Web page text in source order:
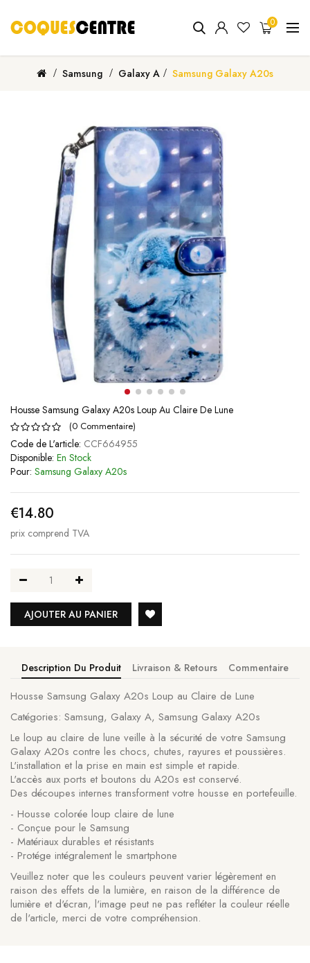
0
Samsung Galaxy A Samsung Galaxy A20s
Housse Samsung Galaxy A20s Loup Au Claire De Lune
(0 Commentaire)
Code de L'article: CCF664955
Disponible: En Stock
Pour: Samsung Galaxy A20s
€14.80
prix comprend TVA
AJOUTER AU PANIER
Description Du Produit Livraison & Retours Commentaire
Housse Samsung Galaxy A20s Loup au Claire de Lune
Catégories: Samsung, Galaxy A, Samsung Galaxy A20s
Le loup au claire de lune veille à la sécurité de votre Samsung
Galaxy A20s contre les chocs, chutes, rayures et poussières.
L'installation et la prise en main est simple et rapide.
L'accès aux ports et boutons du A20s est conservé.
Des découpes internes transforment votre housse en portefeuille.
- Housse colorée loup claire de lune
- Conçue pour le Samsung
- Matériaux durables et résistants
- Protége intégralement le smartphone
Veuillez noter que les couleurs peuvent varier légèrement en
raison des effets de la lumière, en raison de la différence de
lumière et d'écran, l'image peut ne pas refléter la couleur réelle
de l'article, merci de votre compréhension.